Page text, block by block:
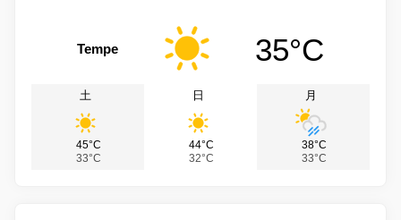
Tempe 35°C
土
45°C
33°C
日
44°C
32°C
月
38°C
33°C